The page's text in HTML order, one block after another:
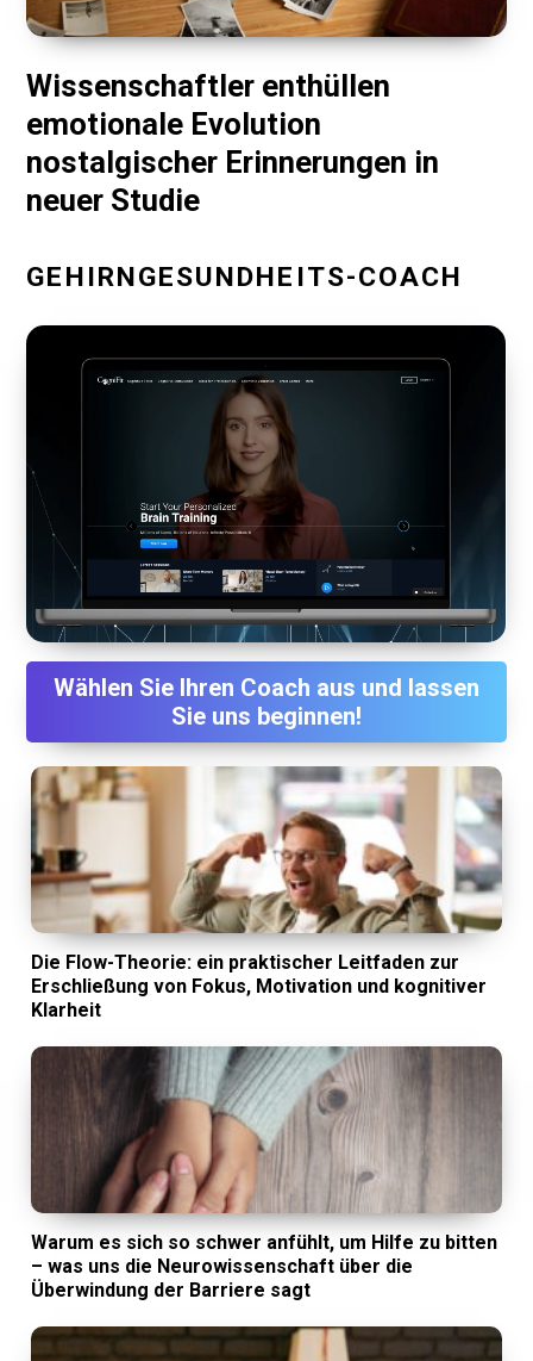
Wissenschaftler enthüllen
emotionale Evolution
nostalgischer Erinnerungen in
neuer Studie
GEHIRNGESUNDHEITS-COACH
Wählen Sie Ihren Coach aus und lassen
Sie uns beginnen!
Die Flow-Theorie: ein praktischer Leitfaden zur
Erschließung von Fokus, Motivation und kognitiver
Klarheit
Warum es sich so schwer anfühlt, um Hilfe zu bitten
– was uns die Neurowissenschaft über die
Überwindung der Barriere sagt